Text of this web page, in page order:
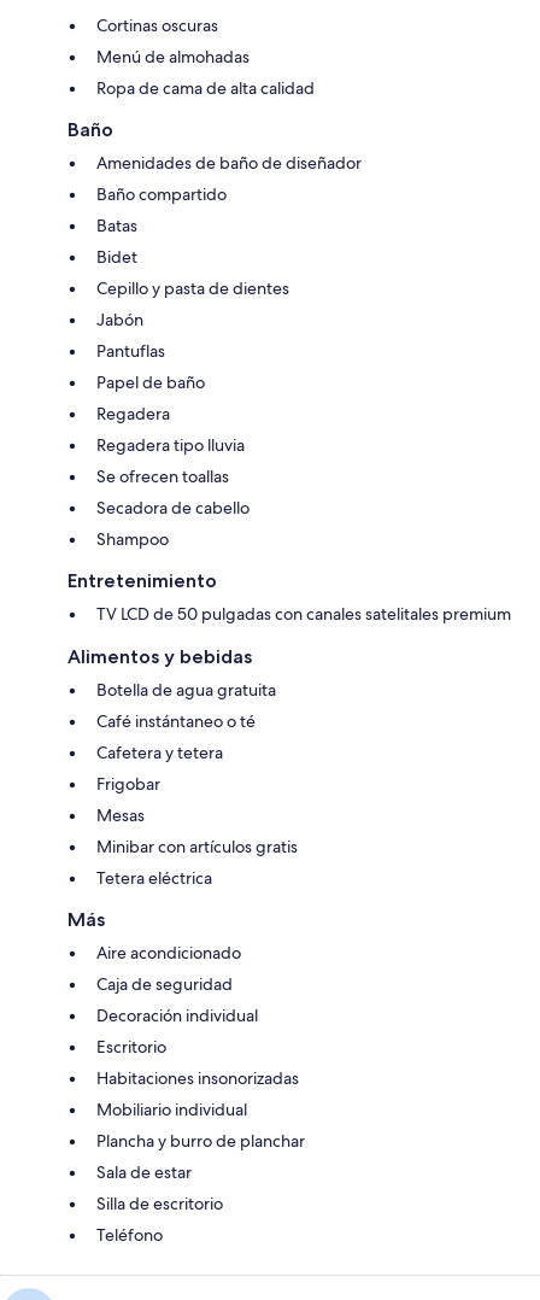
Cortinas oscuras
Menú de almohadas
Ropa de cama de alta calidad
Baño
Amenidades de baño de diseñador
Baño compartido
Batas
Bidet
Cepillo y pasta de dientes
Jabón
Pantuflas
Papel de baño
Regadera
Regadera tipo lluvia
Se ofrecen toallas
Secadora de cabello
Shampoo
Entretenimiento
TV LCD de 50 pulgadas con canales satelitales premium
Alimentos y bebidas
Botella de agua gratuita
Café instántaneo o té
Cafetera y tetera
Frigobar
Mesas
Minibar con artículos gratis
Tetera eléctrica
Más
Aire acondicionado
Caja de seguridad
Decoración individual
Escritorio
Habitaciones insonorizadas
Mobiliario individual
Plancha y burro de planchar
Sala de estar
Silla de escritorio
Teléfono